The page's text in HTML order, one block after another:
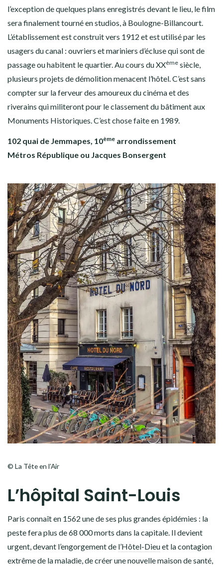
l’exception de quelques plans enregistrés devant le lieu, le film
sera finalement tourné en studios, à Boulogne-Billancourt.
L’établissement est construit vers 1912 et est utilisé par les
usagers du canal : ouvriers et mariniers d’écluse qui sont de
passage ou habitent le quartier. Au cours du XXème siècle,
plusieurs projets de démolition menacent l’hôtel. C’est sans
compter sur la ferveur des amoureux du cinéma et des
riverains qui militeront pour le classement du bâtiment aux
Monuments Historiques. C’est chose faite en 1989.
102 quai de Jemmapes, 10ème arrondissement
Métros République ou Jacques Bonsergent
© La Tête en l’Air
L’hôpital Saint-Louis
Paris connaît en 1562 une de ses plus grandes épidémies : la
peste fera plus de 68 000 morts dans la capitale. Il devient
urgent, devant l’engorgement de l’Hôtel-Dieuet la contagion
extrême de la maladie, de créer une nouvelle maison de santé,